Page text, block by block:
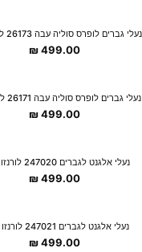
New Collection
נעלי גברים לופרס סוליה עבה 26173 לורנזו חום
499.00
₪
New Collection
נעלי גברים לופרס סוליה עבה 26171 לורנזו חום
499.00
₪
New Collection
נעלי אלגנט לגברים 247020 לורנזו שחור
499.00
₪
New Collection
נעלי אלגנט לגברים 247021 לורנזו שחור
499.00
₪